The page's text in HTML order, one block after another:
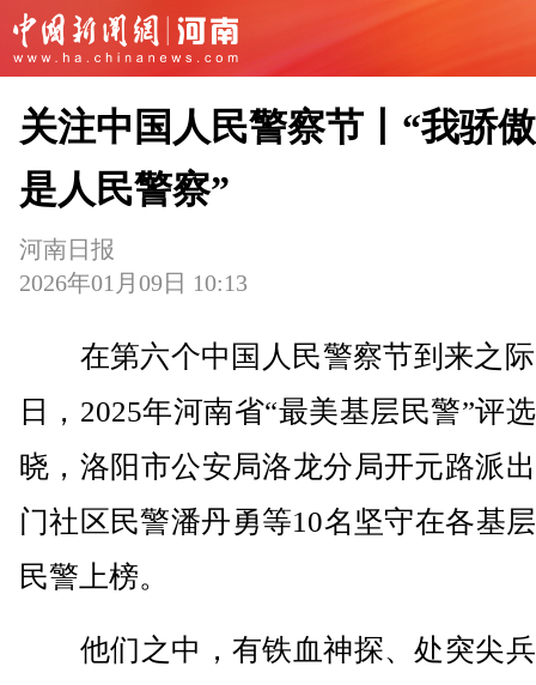
关注中国人民警察节丨“我骄
是人民警察”
河南日报
2026年01月09日 10:13
在第六个中国人民警察节到来之际
日，2025年河南省“最美基层民警”评
晓，洛阳市公安局洛龙分局开元路派
门社区民警潘丹勇等10名坚守在各基
民警上榜。
他们之中，有铁血神探、处突尖